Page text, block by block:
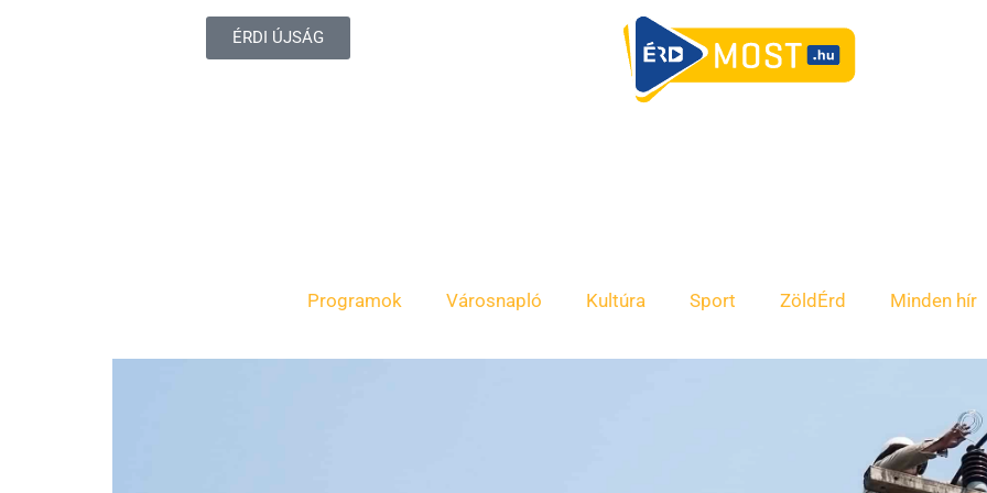
ÉRDI ÚJSÁG
Programok Városnapló Kultúra Sport ZöldÉrd Minden hír